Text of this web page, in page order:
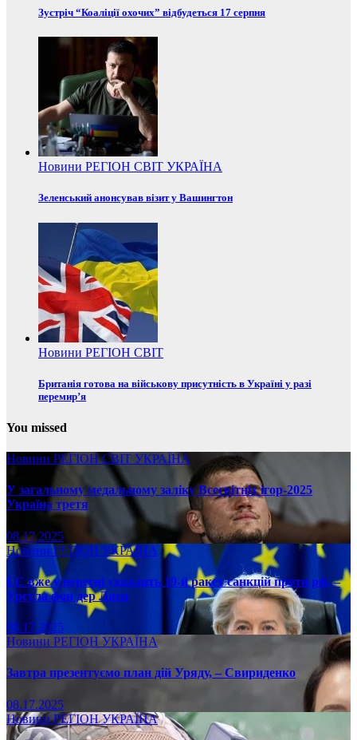
Зустріч “Коаліції охочих” відбудеться 17 серпня
Новини РЕГІОН СВІТ УКРАЇНА
Зеленський анонсував візит у Вашингтон
Новини РЕГІОН СВІТ
Британія готова на військову присутність в Україні у разі
перемир’я
You missed
Новини РЕГІОНСВІТ УКРАЇНА
У загальному медальному заліку Всесвітніх ігор-2025
Україна третя
08.17.2025
НовиниРЕГІОН УКРАЇНА
ЄС вже у вересні ухвалить 19-й ракет санкцій проти рф, –
Урсула фон дер Ляєн
08.17.2025
Новини РЕГІОН УКРАЇНА
Завтра презентуємо план дій Уряду, – Свириденко
08.17.2025
НовиниРЕГІОНУКРАЇНА